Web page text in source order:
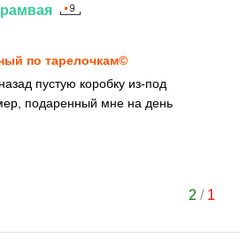
по тарелочкам©
пустую коробку из-под
подаренный мне на день
2 / 1